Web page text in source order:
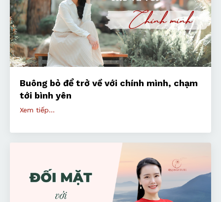
Buông bỏ để trở về với chính mình, chạm
tới bình yên
Xem tiếp...